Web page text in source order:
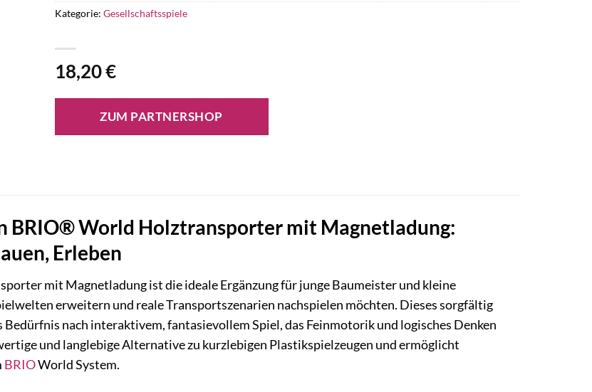
18,20€
ZUM PARTNERSHOP
Kategorie: Gesellschaftsspiele
BRIO® World Holztransporter mit Magnetladung:
Erleben
mit Magnetladung ist die ideale Ergänzung für junge Baumeister und kleine
erweitern und reale Transportszenarien nachspielen möchten. Dieses sorgfältig
Bedürfnis nach interaktivem, fantasievollem Spiel, das Feinmotorik und logisches Denken
und langlebige Alternative zu kurzlebigen Plastikspielzeugen und ermöglicht
BRIOWorld System.